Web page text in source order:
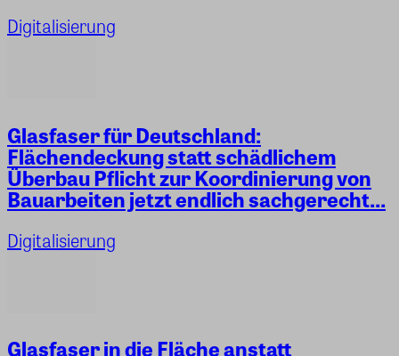
Digitalisierung
Glasfaser für Deutschland:
Flächendeckung statt schädlichem
Überbau Pflicht zur Koordinierung von
Bauarbeiten jetzt endlich sachgerecht...
Digitalisierung
Glasfaser in die Fläche anstatt